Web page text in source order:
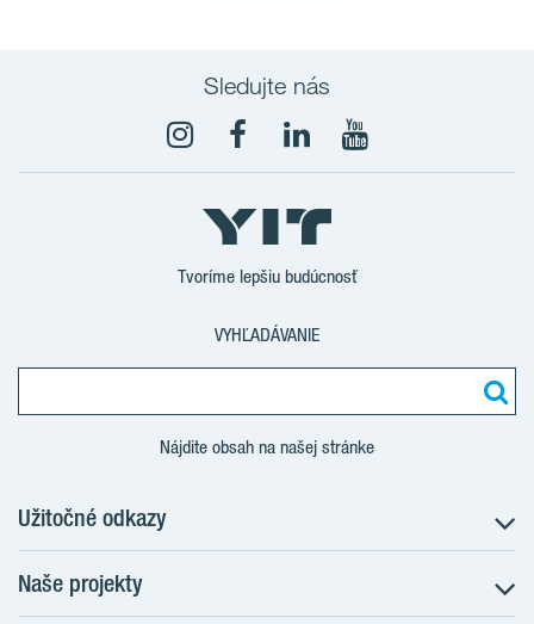
Sledujte nás
YouTube
Tvoríme lepšiu budúcnosť
VYHĽADÁVANIE
Nájdite obsah na našej stránke
Užitočné odkazy
O nás
Naše projekty